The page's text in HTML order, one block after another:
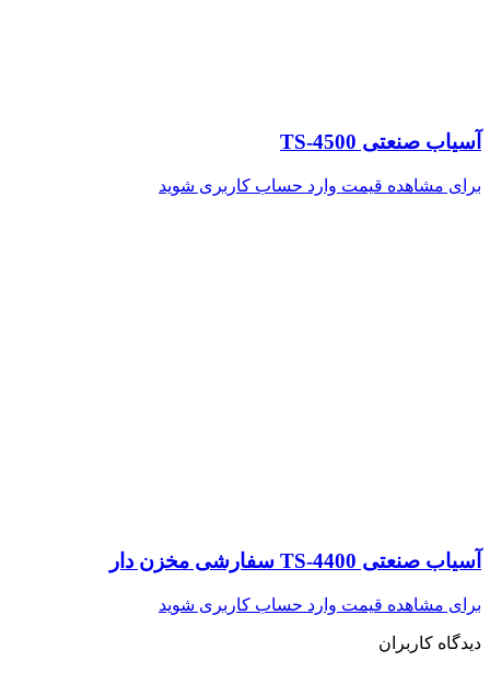
آسیاب صنعتی TS-4500
برای مشاهده قیمت وارد حساب کاربری شوید
آسیاب صنعتی TS-4400 سفارشی مخزن دار
برای مشاهده قیمت وارد حساب کاربری شوید
دیدگاه کاربران